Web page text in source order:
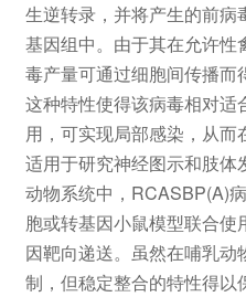
生逆转录，并将产生的前
基因组中。由于其在允许性
毒产量可通过细胞间传播而
这种特性使得该病毒相对适
用，可实现局部感染，从而
适用于研究神经图示和肢
动物系统中，RCASBP(A)
胞或转基因小鼠模型联合
因靶向递送。虽然在哺乳
制，但稳定整合的特性得以